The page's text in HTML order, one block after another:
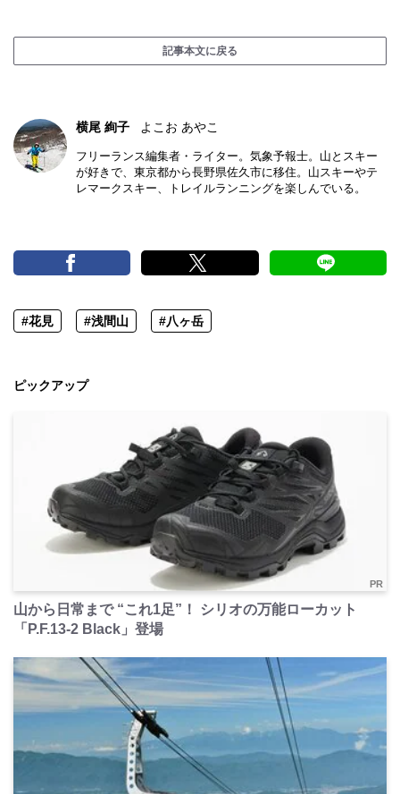
記事本文に戻る
横尾 絢子 よこお あやこ
フリーランス編集者・ライター。気象予報士。山とスキー
が好きで、東京都から長野県佐久市に移住。山スキーやテ
レマークスキー、トレイルランニングを楽しんでいる。
#花見 #浅間山 #八ヶ岳
ピックアップ
PR
山から日常まで “これ1足”！ シリオの万能ローカット
「P.F.13-2 Black」登場